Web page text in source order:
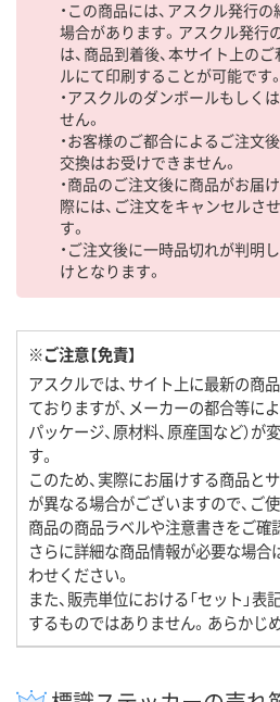
・この商品には、アスクル発行
場合があります。アスクル発行
は、商品到着後、本サイト上の
ルにて印刷することが可能です。
・アスクルのダンボールもしく
せん。
・お客様のご都合によるご注文後
交換はお受けできません。
・商品のご注文後に商品がお届
際には、ご注文をキャンセルさ
す。
・ご注文後に一時品切れが判明
けとなります。
※ご注意【免責】
アスクルでは、サイト上に最新の商
ておりますが、メーカーの都合等によ
パッケージ、原材料、原産国など）
す。
このため、実際にお届けする商品と
が異なる場合がございますので、ご
商品の商品ラベルや注意書きをご確
さらに詳細な商品情報が必要な場合
わせください。
また、販売単位における「セット」
するものではありません。あらかじ